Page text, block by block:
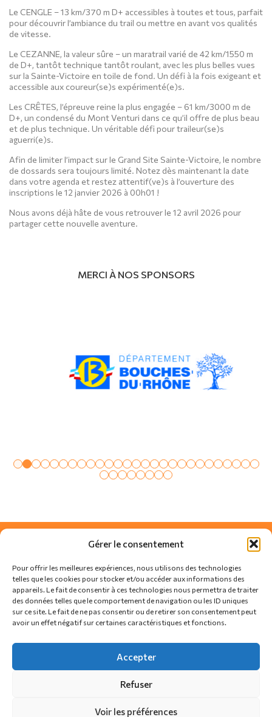
Gérer le consentement
Pour offrir les meilleures expériences, nous utilisons des technologies
telles que les cookies pour stocker et/ou accéder aux informations des
appareils. Le fait de consentir à ces technologies nous permettra de traiter
des données telles que le comportement de navigation ou les ID uniques
sur ce site. Le fait de ne pas consentir ou de retirer son consentement peut
avoir un effet négatif sur certaines caractéristiques et fonctions.
Accepter
Refuser
Voir les préférences
Le CENGLE – 13 km/370 m D+ accessibles à toutes et tous, parfait
pour découvrir l’ambiance du trail ou mettre en avant vos qualités
de vitesse.
Le CEZANNE, la valeur sûre – un maratrail varié de 42 km/1550 m
de D+, tantôt technique tantôt roulant, avec les plus belles vues
sur la Sainte-Victoire en toile de fond. Un défi à la fois exigeant et
accessible aux coureur(se)s expérimenté(e)s.
Les CRÊTES, l’épreuve reine la plus engagée – 61 km/3000 m de
D+, un condensé du Mont Venturi dans ce qu’il offre de plus beau
et de plus technique. Un véritable défi pour traileur(se)s
aguerri(e)s.
Afin de limiter l’impact sur le Grand Site Sainte-Victoire, le nombre
de dossards sera toujours limité. Notez dès maintenant la date
dans votre agenda et restez attentif(ve)s à l’ouverture des
inscriptions le 12 janvier 2026 à 00h01 !
Nous avons déjà hâte de vous retrouver le 12 avril 2026 pour
partager cette nouvelle aventure.
MERCI À NOS SPONSORS
Règlement
Politique de confidentialité
SUIVEZ-NOUS SUR